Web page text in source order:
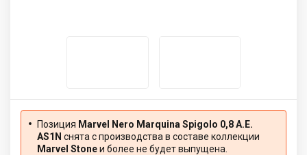
Позиция Marvel Nero Marquina Spigolo 0,8 A.E.
AS1N снята с производства в составе коллекции
Marvel Stoneи более не будет выпущена.